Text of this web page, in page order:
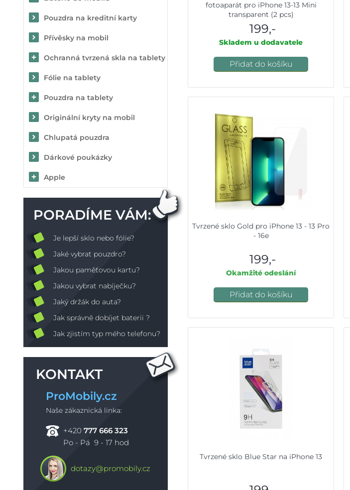
Pouzdra na kreditní karty
Přívěsky na mobil
Ochranná tvrzená skla na tablety
Fólie na tablety
Pouzdra na tablety
Originální kryty na mobil
Chlupatá pouzdra
Dárkové poukázky
Apple
PORADÍME VÁM:
Je lepší sklo nebo fólie?
Jaké vybrat pouzdro?
Jakou paměťovou kartu?
Jakou vybrat nabíječku?
Jaký držák do auta?
Jak správně dobíjet baterii ?
Jak zjistím typ mého telefonu?
KONTAKT
ProMobily.cz
Naše zákaznická linka:
+420 777 666 323
Po - Pá 9 - 17 hod
dotazy@promobily.cz
fotoaparát pro iPhone 13-13 Mini
transparent (2 pcs)
199,-
Skladem u dodavatele
Přidat do košíku
Tvrzené sklo Gold pro iPhone 13 - 13 Pro
- 16e
199,-
Okamžité odeslání
Přidat do košíku
Tvrzené sklo Blue Star na iPhone 13